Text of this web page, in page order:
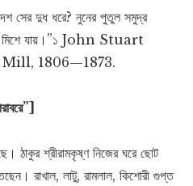
সের দুধ ধরে? নুনের পুতুল সমুদ্র
মিশে যায়।”১ John Stuart
1806—1873.
ঠাকুর শ্রীরামকৃষ্ণ নিজের ঘরে ছোট
রাখাল, লাটু, রামলাল, কিশোরী গুপ্ত